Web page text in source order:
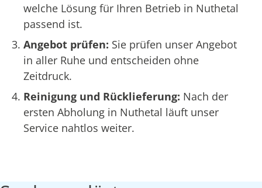
welche Lösung für Ihren Betrieb in Nuthetal
passend ist.
Angebot prüfen: Sie prüfen unser Angebot
in aller Ruhe und entscheiden ohne
Zeitdruck.
Reinigung und Rücklieferung: Nach der
ersten Abholung in Nuthetal läuft unser
Service nahtlos weiter.